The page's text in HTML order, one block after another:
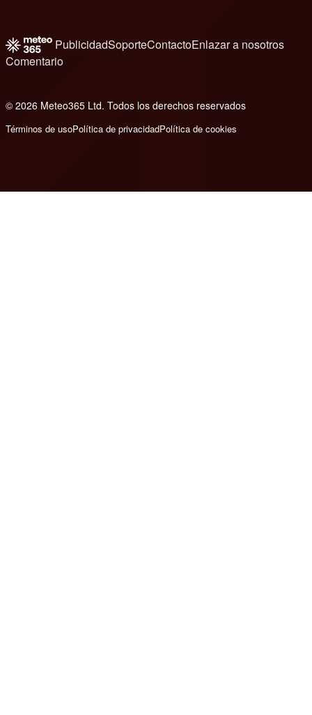
PublicidadSoporteContactoEnlazar a nosotros
Comentario
© 2026 Meteo365 Ltd. Todos los derechos reservados
Términos de usoPolítica de privacidadPolítica de cookies